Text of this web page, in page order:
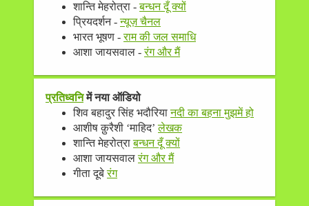
शान्ति मेहरोत्रा -बन्धन दूँ क्यों
प्रियदर्शन -न्यूज़ चैनल
भारत भूषण -राम की जल समाधि
आशा जायसवाल -रंग और मैं
प्रतिध्वनिमें नया ऑडियो
शिव बहादुर सिंह भदौरियानदी का बहना मुझमें हो
आशीष क़ुरैशी ‘माहिद’लेखक
शान्ति मेहरोत्राबन्धन दूँ क्यों
आशा जायसवालरंग और मैं
गीता दूबेरंग